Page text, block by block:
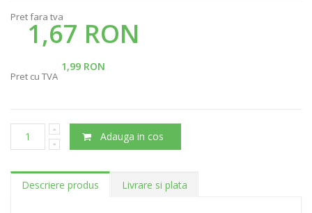
Pret fara tva
1,67 RON
1,99 RON
Pret cu TVA
Adauga in cos
Descriere produs Livrare si plata